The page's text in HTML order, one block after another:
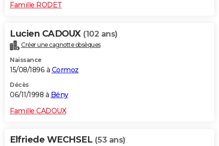
Famille RODET
Lucien CADOUX (102 ans)
Créer une cagnotte obsèques
Naissance
15/08/1896 à Cormoz
Décès
06/11/1998 à Bény
Famille CADOUX
Elfriede WECHSEL (53 ans)